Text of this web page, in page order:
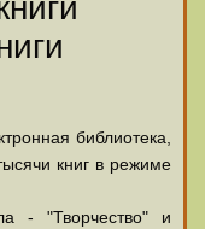
библиотека,
книг в режиме
- "Творчество" и